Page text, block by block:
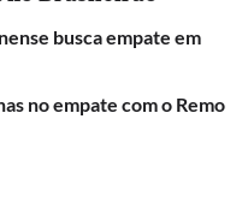
busca empate em
no empate com o Remo